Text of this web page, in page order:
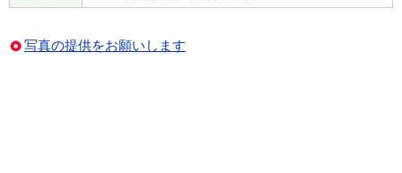
写真の提供をお願いします